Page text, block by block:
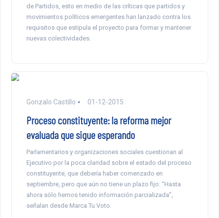
de Partidos, esto en medio de las críticas que partidos y
movimientos políticos emergentes han lanzado contra los
requisitos que estipula el proyecto para formar y mantener
nuevas colectividades.
Gonzalo Castillo 01-12-2015
Proceso constituyente: la reforma mejor
evaluada que sigue esperando
Parlamentarios y organizaciones sociales cuestionan al
Ejecutivo por la poca claridad sobre el estado del proceso
constituyente, que debería haber comenzado en
septiembre, pero que aún no tiene un plazo fijo: “Hasta
ahora sólo hemos tenido información parcializada”,
señalan desde Marca Tu Voto.